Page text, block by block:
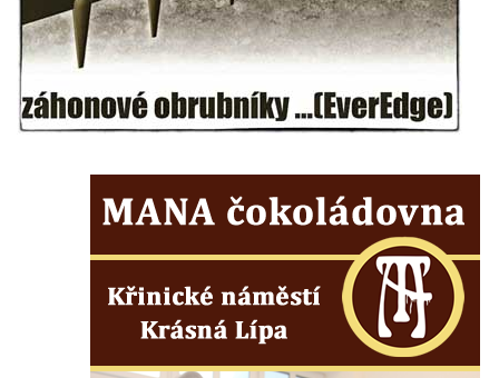
Bořeň
Vyhlídka na Chřibském (Kamzičím) vrchu
Kamenická vyhlídka
Vyhlídka jihovýchodně od Manušic u
Vyhlídka nad jezírkem v Srbské Kamenici
Vyhlídka Jaroslava Srby
Výšina královny Vilemíny
Doerellova vyhlídka u Dubice
Vyhlídka u kostela svaté Barbory v Dubici
Vyhlídka Václava Krčila